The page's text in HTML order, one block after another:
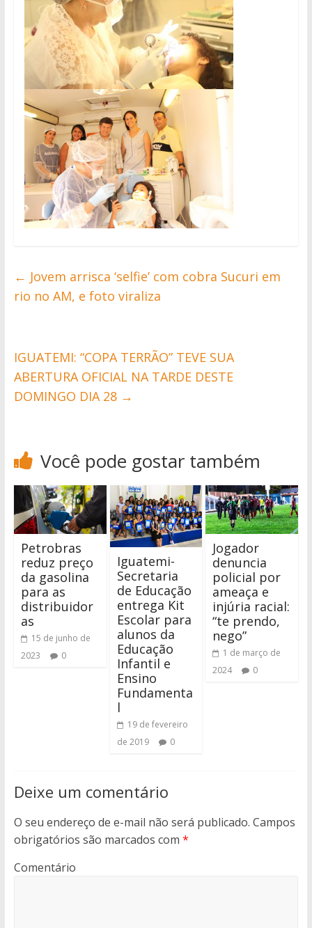
← Jovem arrisca ‘selfie’ com cobra Sucuri em
rio no AM, e foto viraliza
IGUATEMI: “COPA TERRÃO” TEVE SUA
ABERTURA OFICIAL NA TARDE DESTE
DOMINGO DIA 28 →
Você pode gostar também
Petrobras
reduz preço
da gasolina
para as
distribuidor
as
15 de junho de
2023
0
Iguatemi-
Secretaria
de Educação
entrega Kit
Escolar para
alunos da
Educação
Infantil e
Ensino
Fundamenta
l
19 de fevereiro
de 2019
0
Jogador
denuncia
policial por
ameaça e
injúria racial:
“te prendo,
nego”
1 de março de
2024
0
Deixe um comentário
O seu endereço de e-mail não será publicado. Campos
obrigatórios são marcados com *
Comentário